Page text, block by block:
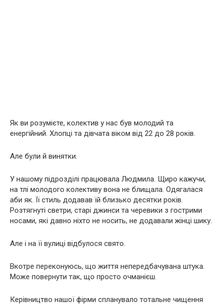
Як ви розумієте, колектив у нас був молодий та
енергійний. Хлопці та дівчата віком від 22 до 28 років.
Але були й винятки.
У нашому підрозділі працювала Людмила. Щиро кажучи,
на тлі молодого колективу вона не блищала. Одягалася
аби як. Її стиль додавав їй близько десятки років.
Розтягнуті светри, старі джинси та черевики з гострими
носами, які давно ніхто не носить, не додавали жінці шику.
Але і на її вулиці відбулося свято.
Вкотре переконуюсь, що життя непередбачувана штука.
Може повернути так, що просто очманієш.
Керівництво нашої фірми спланувало тотальне чищення